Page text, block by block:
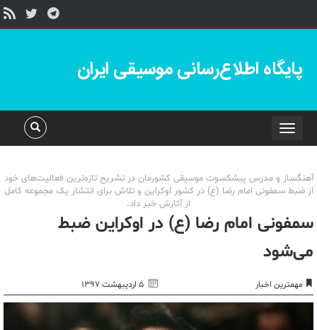
پایگاه اطلاع‌رسانی موسیقی ایران
Toggle
navigation
آهنگساز و مدرس پیشکسوت موسیقی کشورمان در تشریح تازه‌ترین فعالیت‌های خود
از ضبط سمفونی امام رضا (ع) در کشور اوکراین و تلاش برای انتشار یک مجموعه کامل
از آثارش خبر داد.
سمفونی امام رضا (ع) در اوکراین ضبط
می‌شود
مهمترین اخبار ۵ اردیبهشت ۱۳۹۷